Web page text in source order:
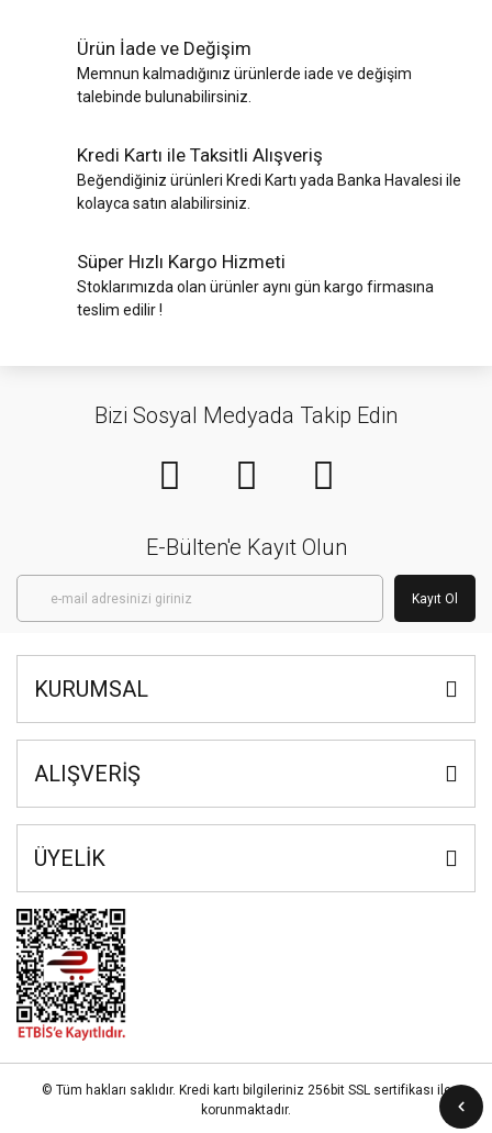
Ürün İade ve Değişim
Memnun kalmadığınız ürünlerde iade ve değişim
talebinde bulunabilirsiniz.
Kredi Kartı ile Taksitli Alışveriş
Beğendiğiniz ürünleri Kredi Kartı yada Banka Havalesi ile
kolayca satın alabilirsiniz.
Süper Hızlı Kargo Hizmeti
Stoklarımızda olan ürünler aynı gün kargo firmasına
teslim edilir !
Bizi Sosyal Medyada Takip Edin
E-Bülten'e Kayıt Olun
Kayıt Ol
KURUMSAL
ALIŞVERİŞ
ÜYELİK
© Tüm hakları saklıdır. Kredi kartı bilgileriniz 256bit SSL sertifikası ile
korunmaktadır.